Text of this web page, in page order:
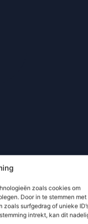
zoals cookies om
Door in te stemmen met
surfgedrag of unieke
intrekt, kan dit